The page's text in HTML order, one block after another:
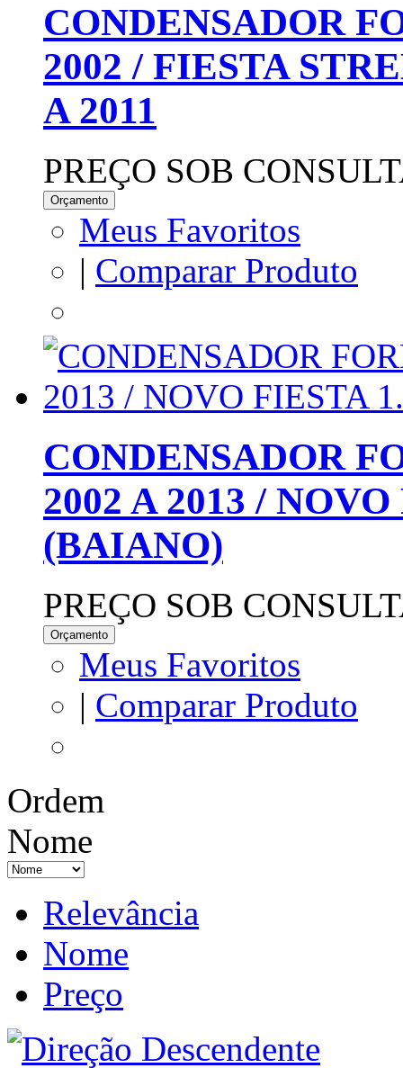
CONDENSADOR
2002 / FIESTA
A 2011
PREÇO SOB
Orçamento
Meus Favoritos
| Comparar Produto
CONDENSADOR
2002 A 2013 /
(BAIANO)
PREÇO SOB
Orçamento
Meus Favoritos
| Comparar Produto
Ordem
Nome
Relevância
Nome
Preço